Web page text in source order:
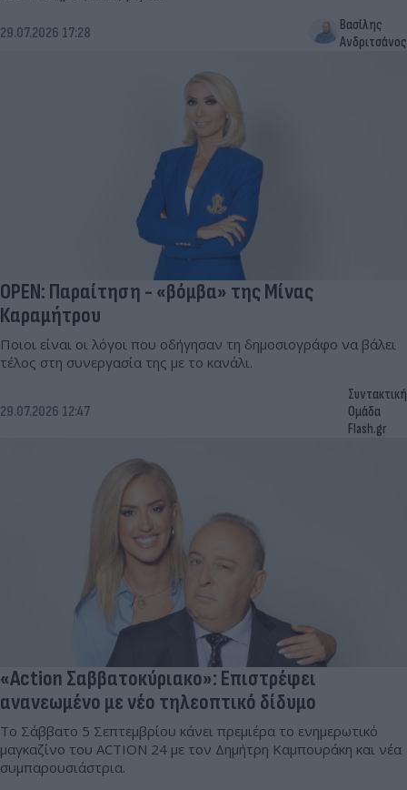
29.07.2026 17:28
Βασίλης
Ανδριτσάνος
OPEN: Παραίτηση - «βόμβα» της Μίνας
Καραμήτρου
Ποιοι είναι οι λόγοι που οδήγησαν τη δημοσιογράφο να βάλει
τέλος στη συνεργασία της με το κανάλι.
29.07.2026 12:47
Συντακτική
Ομάδα
Flash.gr
«Action Σαββατοκύριακο»: Επιστρέφει
ανανεωμένο με νέο τηλεοπτικό δίδυμο
Το Σάββατο 5 Σεπτεμβρίου κάνει πρεμιέρα το ενημερωτικό
μαγκαζίνο του ACTION 24 με τον Δημήτρη Καμπουράκη και νέα
συμπαρουσιάστρια.